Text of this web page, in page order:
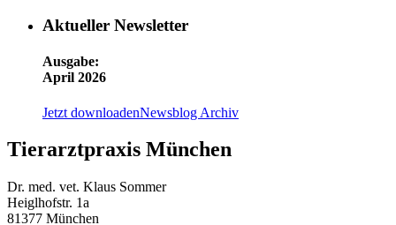
Aktueller Newsletter
Ausgabe:
April 2026
Jetzt downloadenNewsblog Archiv
Tierarztpraxis München
Dr. med. vet. Klaus Sommer
Heiglhofstr. 1a
81377 München